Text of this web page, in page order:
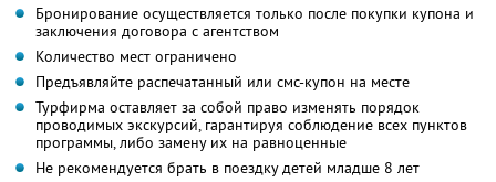
Бронирование осуществляется только после покупки купона и
заключения договора с агентством
Количество мест ограничено
Предъявляйте распечатанный или смс-купон на месте
Турфирма оставляет за собой право изменять порядок
проводимых экскурсий, гарантируя соблюдение всех пунктов
программы, либо замену их на равноценные
Не рекомендуется брать в поездку детей младше 8 лет